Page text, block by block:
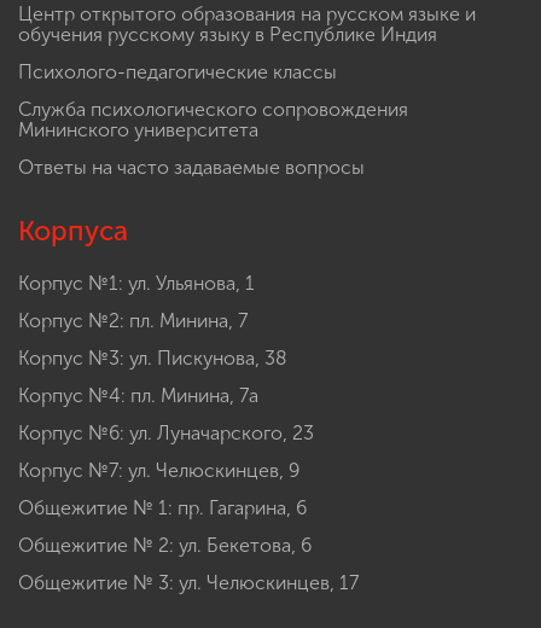
Центр открытого образования на русском языке и
обучения русскому языку в Республике Индия
Психолого-педагогические классы
Служба психологического сопровождения
Мининского университета
Ответы на часто задаваемые вопросы
Корпуса
Корпус №1: ул. Ульянова, 1
Корпус №2: пл. Минина, 7
Корпус №3: ул. Пискунова, 38
Корпус №4: пл. Минина, 7а
Корпус №6: ул. Луначарского, 23
Корпус №7: ул. Челюскинцев, 9
Общежитие № 1: пр. Гагарина, 6
Общежитие № 2: ул. Бекетова, 6
Общежитие № 3: ул. Челюскинцев, 17